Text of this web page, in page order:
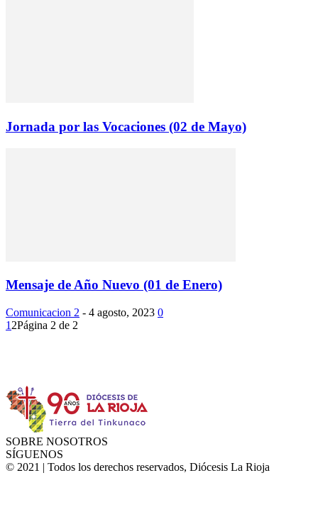
Jornada por las Vocaciones (02 de Mayo)
Mensaje de Año Nuevo (01 de Enero)
Comunicacion 2 - 4 agosto, 2023 0
1 2Página 2 de 2
SOBRE NOSOTROS
SÍGUENOS
© 2021 | Todos los derechos reservados, Diócesis La Rioja